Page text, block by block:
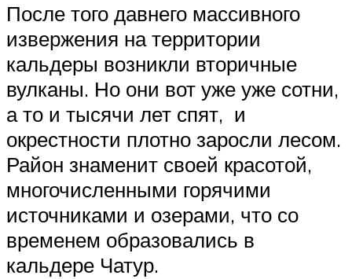
После того давнего массивного
извержения на территории
кальдеры возникли вторичные
вулканы. Но они вот уже уже сотни,
а то и тысячи лет спят, и
окрестности плотно заросли лесом.
Район знаменит своей красотой,
многочисленными горячими
источниками и озерами, что со
временем образовались в
кальдере Чатур.